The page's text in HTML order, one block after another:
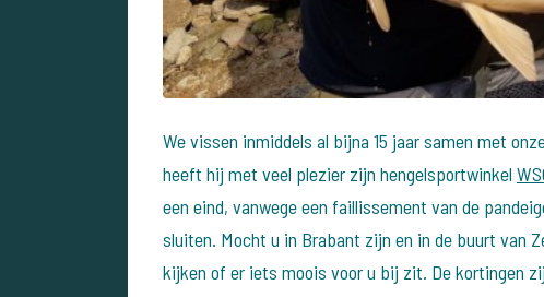
We vissen inmiddels al bijna 15 jaar samen met
heeft hij met veel plezier zijn hengelsportwinkel
een eind, vanwege een faillissement van de
sluiten. Mocht u in Brabant zijn en in de buurt van
kijken of er iets moois voor u bij zit. De kortingen